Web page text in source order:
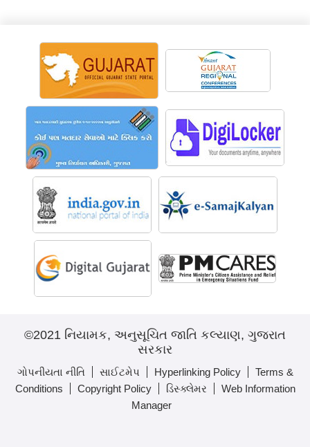
©2021 નિયામક, અનુસૂચિત જાતિ કલ્યાણ, ગુજરાત
સરકાર
ગોપનીયતા નીતિ સાઈટમેપ Hyperlinking Policy
Terms &
Conditions
Copyright Policy ડિસ્ક્લેમર
Web Information
Manager